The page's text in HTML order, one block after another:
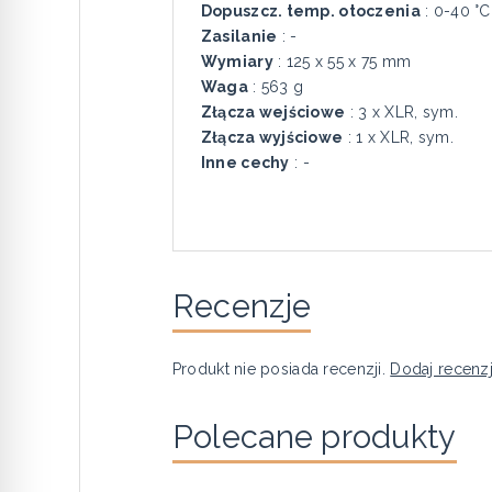
Dopuszcz. temp. otoczenia: 0-40 °C
Zasilanie : -
Wymiary: 125 x 55 x 75 mm
Waga: 563 g
Złącza wejściowe : 3 x XLR, sym.
Złącza wyjściowe : 1 x XLR, sym.
Inne cechy : -
Recenzje
Produkt nie posiada recenzji. Dodaj
Polecane produkty